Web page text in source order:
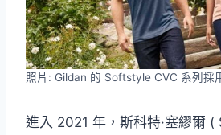
照片: Gildan 的 Softstyle CVC 系列採
進入 2021 年，斯科特·塞繆爾